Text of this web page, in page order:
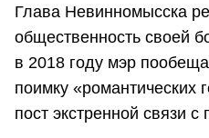
Глава Невинномысска
общественность своей
в 2018 году мэр
поимку «романтических
пост экстренной связи с